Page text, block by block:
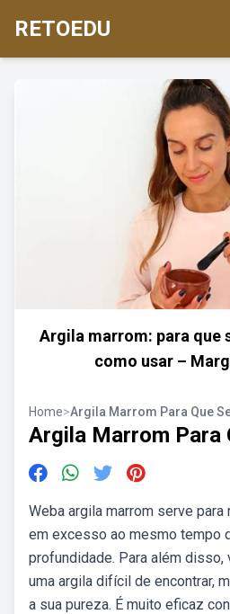
RETOEDU
Argila marrom: para que
como usar –
Home>Argila Marrom Para Que
Argila Marrom Para
Weba argila marrom serve
em excesso ao mesmo tempo
profundidade. Para além disso,
uma argila difícil de encontrar,
a sua pureza. É muito eficaz